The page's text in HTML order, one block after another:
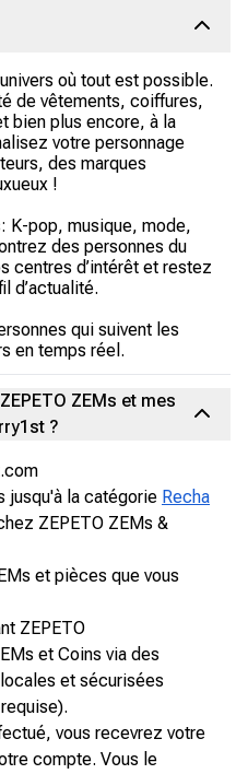
où tout est possible.
de vêtements, coiffures,
bien plus encore, à la
votre personnage
des marques
!
K-pop, musique, mode,
des personnes du
centres d’intérêt et restez
d’actualité.
qui suivent les
en temps réel.
ZEMs et mes
?
jusqu'à la catégorie Recha
ZEPETO ZEMs &
et pièces que vous
ZEPETO
et Coins via des
et sécurisées
vous recevrez votre
compte. Vous le